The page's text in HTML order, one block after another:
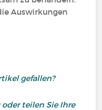
Auswirkungen
gefallen?
teilen Sie Ihre